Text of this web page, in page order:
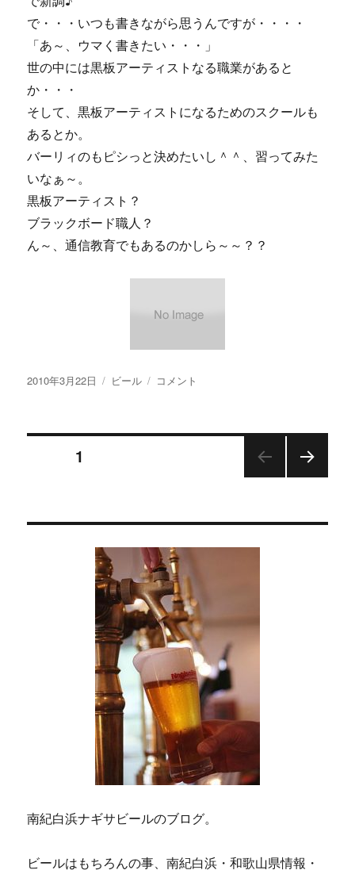
に
で・・・いつも書きながら思うんですが・・・・
「あ～、ウマく書きたい・・・」
世の中には黒板アーティストなる職業があると
か・・・
そして、黒板アーティストになるためのスクールも
あるとか。
バーリィのもピシっと決めたいし＾＾、習ってみた
いなぁ～。
黒板アーティスト？
ブラックボード職人？
ん～、通信教育でもあるのかしら～～？？
投
2010年3月22日
カ
リ
ビール
【画
り】
ー
ド
職
人・・・・・。
に
コメント
の
ページ1
南紀白浜ナギサビールのブログ。
ビールはもちろんの事、南紀白浜・和歌山県情報・